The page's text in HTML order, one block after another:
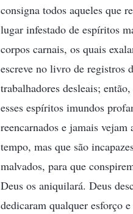
consigna todos aqueles que
lugar infestado de espíritos
corpos carnais, os quais
escreve no livro de registros
trabalhadores desleais;
esses espíritos imundos
reencarnados e jamais
tempo, mas que são
malvados, para que
Deus os aniquilará. Deus
dedicaram qualquer esforço